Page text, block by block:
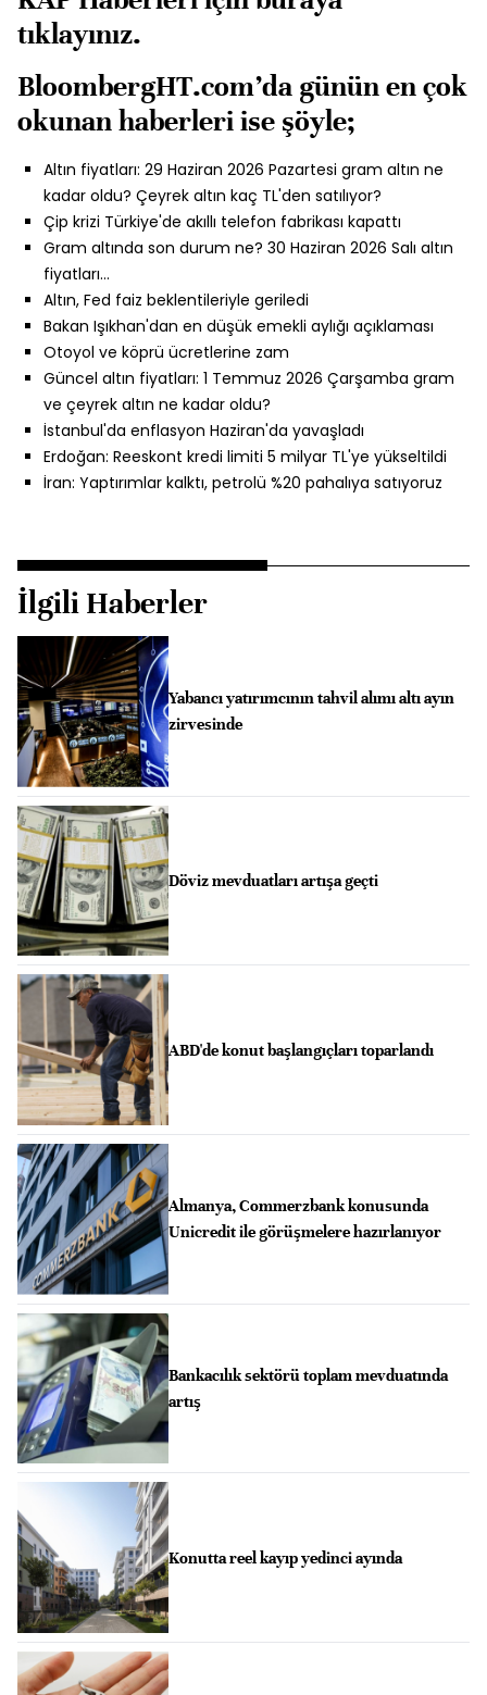
tıklayınız.
BloombergHT.com’da günün en çok
okunan haberleri ise şöyle;
Altın fiyatları: 29 Haziran 2026 Pazartesi gram altın ne
kadar oldu? Çeyrek altın kaç TL'den satılıyor?
Çip krizi Türkiye'de akıllı telefon fabrikası kapattı
Gram altında son durum ne? 30 Haziran 2026 Salı altın
fiyatları…
Altın, Fed faiz beklentileriyle geriledi
Bakan Işıkhan'dan en düşük emekli aylığı açıklaması
Otoyol ve köprü ücretlerine zam
Güncel altın fiyatları: 1 Temmuz 2026 Çarşamba gram
ve çeyrek altın ne kadar oldu?
İstanbul'da enflasyon Haziran'da yavaşladı
Erdoğan: Reeskont kredi limiti 5 milyar TL'ye yükseltildi
İran: Yaptırımlar kalktı, petrolü %20 pahalıya satıyoruz
İlgili Haberler
Yabancı yatırımcının tahvil alımı altı ayın
zirvesinde
Döviz mevduatları artışa geçti
ABD'de konut başlangıçları toparlandı
Almanya, Commerzbank konusunda
Unicredit ile görüşmelere hazırlanıyor
Bankacılık sektörü toplam mevduatında
artış
Konutta reel kayıp yedinci ayında